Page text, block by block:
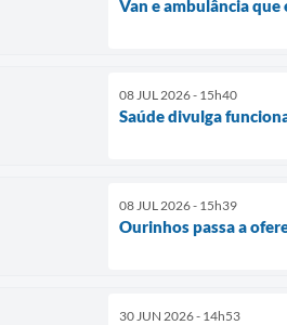
Van e ambulância
08 JUL 2026 - 15h40
Saúde divulga
08 JUL 2026 - 15h39
Ourinhos passa a
30 JUN 2026 - 14h53